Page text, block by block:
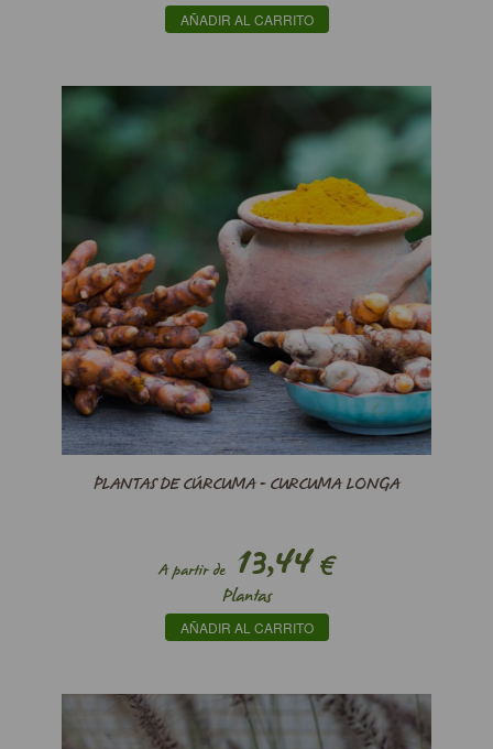
AÑADIR AL CARRITO
PLANTAS DE CÚRCUMA - CURCUMA LONGA
A partir de13,44€
Plantas
AÑADIR AL CARRITO